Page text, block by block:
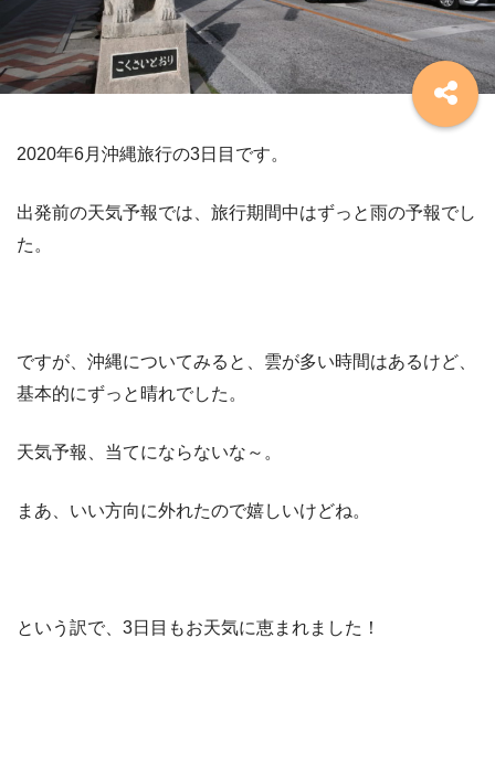
2020年6月沖縄旅行の3日目です。
出発前の天気予報では、旅行期間中はずっと雨の予報でし
た。
ですが、沖縄についてみると、雲が多い時間はあるけど、
基本的にずっと晴れでした。
天気予報、当てにならないな～。
まあ、いい方向に外れたので嬉しいけどね。
という訳で、3日目もお天気に恵まれました！